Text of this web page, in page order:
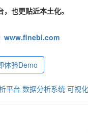
也更贴近本土化。
www.finebi.com
体验Demo
平台 数据分析系统 可视